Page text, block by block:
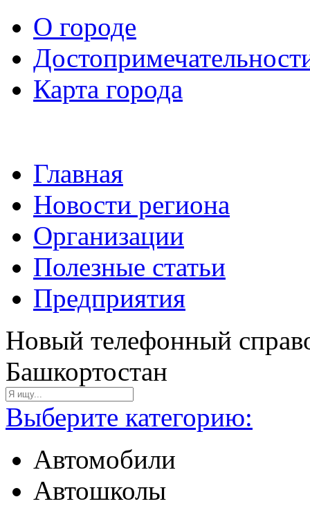
О городе
Карта города
Главная
Новости региона
Организации
Полезные статьи
Предприятия
Новый телефонный
Башкортостан
Выберите категорию:
Автомобили
Автошколы